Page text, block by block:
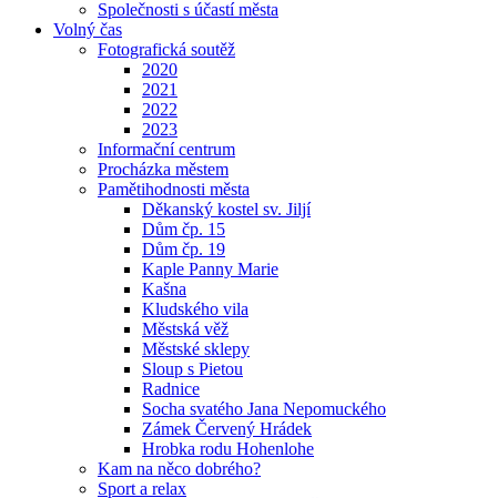
Společnosti s účastí města
Volný čas
Fotografická soutěž
2020
2021
2022
2023
Informační centrum
Procházka městem
Pamětihodnosti města
Děkanský kostel sv. Jiljí
Dům čp. 15
Dům čp. 19
Kaple Panny Marie
Kašna
Kludského vila
Městská věž
Městské sklepy
Sloup s Pietou
Radnice
Socha svatého Jana Nepomuckého
Zámek Červený Hrádek
Hrobka rodu Hohenlohe
Kam na něco dobrého?
Sport a relax